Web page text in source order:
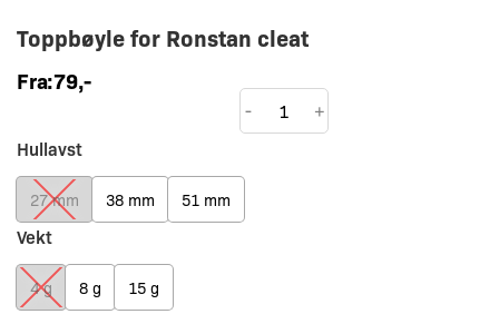
Toppbøyle for Ronstan cleat
Fra:79,-
Toppbøyle
for
antall
- +
Hullavst
27 mm 38 mm 51 mm
Vekt
4 g 8 g 15 g